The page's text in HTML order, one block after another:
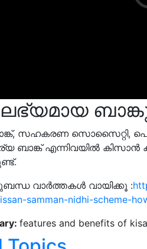
സഹകരണ സൊസൈറ്റി,
ബാങ്ക് എന്നിവയില്‍ കിസാന്‍
വാര്‍ത്തകള്‍ വായിക്കൂ :
samman-nidhi-scheme-
features and benefits of